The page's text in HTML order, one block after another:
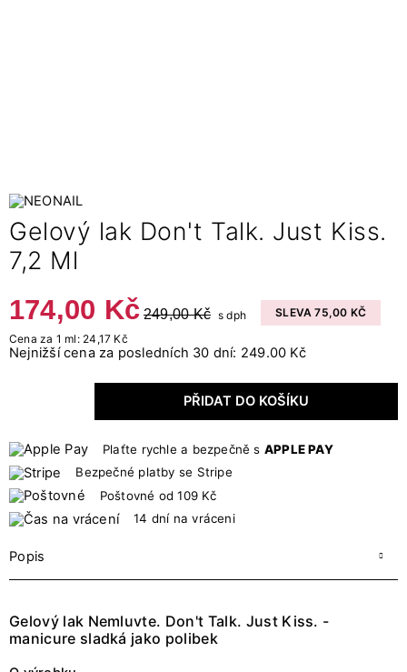
Gelový lak Don't Talk. Just Kiss.
7,2 Ml
174,00 Kč 249,00 Kč s dph
SLEVA 75,00 KČ
Cena za 1 ml: 24,17 Kč
Nejnižší cena za posledních 30 dní: 249.00 Kč
PŘIDAT DO KOŠÍKU
Plaťte rychle a bezpečně s APPLE PAY
Bezpečné platby se Stripe
Poštovné od 109 Kč
14 dní na vráceni
Popis
Gelový lak Nemluvte. Don't Talk. Just Kiss. -
manicure sladká jako polibek